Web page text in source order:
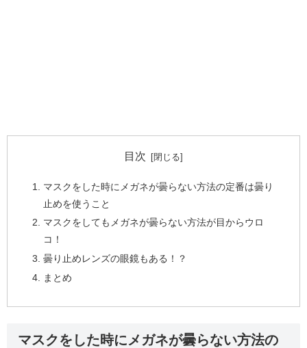
目次
マスクをした時にメガネが曇らない方法の定番は曇り
止めを使うこと
マスクをしてもメガネが曇らない方法が目からウロ
コ！
曇り止めレンズの眼鏡もある！？
まとめ
マスクをした時にメガネが曇らない方法の